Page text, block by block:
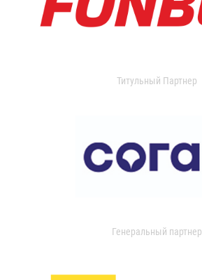
Титульный Партнер
Генеральный партнер